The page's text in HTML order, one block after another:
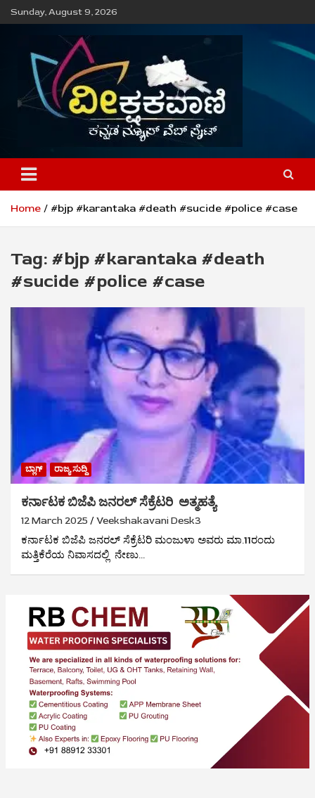
Skip
to
Sunday, August 9, 2026
ವೀಕ್ಷಕವಾಣಿ
Home #bjp #karantaka #death #sucide #police #case
Tag: #bjp #karantaka #death
#sucide #police #case
ಬ್ಲಾಗ್ ರಾಜ್ಯ ಸುದ್ದಿ
ಕರ್ನಾಟಕ ಬಿಜೆಪಿ ಜನರಲ್‌ ಸೆಕ್ರೆಟರಿ ಅತ್ಮಹತ್ಯೆ
12 March 2025 Veekshakavani Desk3
ಕರ್ನಾಟಕ ಬಿಜೆಪಿ ಜನರಲ್‌ ಸೆಕ್ರೆಟರಿ ಮಂಜುಳಾ ಅವರು ಮಾ.11ರಂದು
ಮತ್ತಿಕೆರೆಯ ನಿವಾಸದಲ್ಲಿ ನೇಣು…